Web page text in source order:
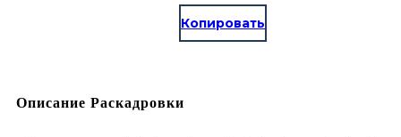
Копировать
Описание Раскадровки